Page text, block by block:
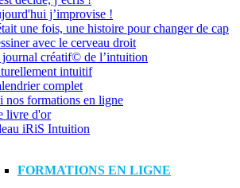
j’improvise !
une fois, une histoire pour changer de cap
avec le cerveau droit
créatif© de l’intuition
intuitif
complet
nos formations en ligne
livre d'or
iRiS Intuition
FORMATIONS EN LIGNE